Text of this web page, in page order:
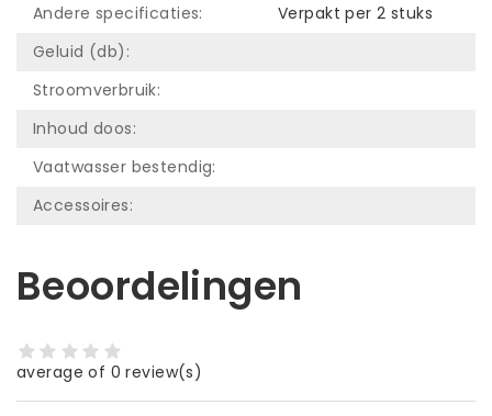
Andere specificaties:
Verpakt per 2 stuks
Geluid (db):
Stroomverbruik:
Inhoud doos:
Vaatwasser bestendig:
Accessoires:
Beoordelingen
average of 0 review(s)